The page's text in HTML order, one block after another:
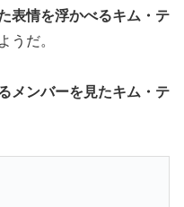
表情を浮かべるキム・テ
うだ。
メンバーを見たキム・テ